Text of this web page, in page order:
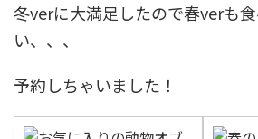
冬verに大満足したので春verも
い、、、
予約しちゃいました！